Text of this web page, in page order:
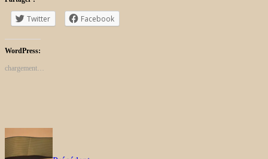
Twitter Facebook
WordPress:
chargement…